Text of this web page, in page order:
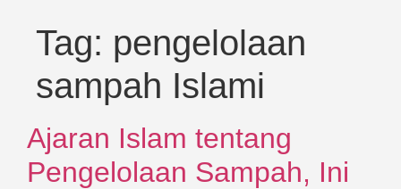
Tag: pengelolaan
sampah Islami
Ajaran Islam tentang
Pengelolaan Sampah, Ini